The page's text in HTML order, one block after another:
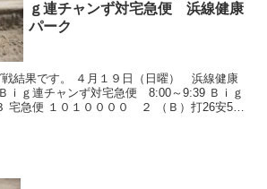
ｇ連チャンず対宅急便 浜線健康
パーク
戦結果です。 ４月１９日（日曜） 浜線健康
ｉｇ連チャンず対宅急便 8:00～9:39 Ｂｉｇ
急便 １０１００００ ２ （Ｂ）打26安5点